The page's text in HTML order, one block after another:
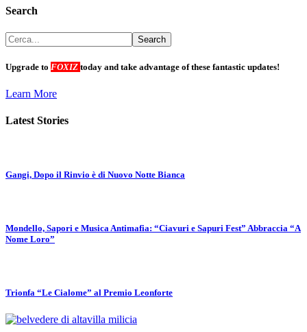
Search
Upgrade to FOXIZ today and take advantage of these fantastic updates!
Learn More
Latest Stories
Gangi, Dopo il Rinvio è di Nuovo Notte Bianca
Mondello, Sapori e Musica Antimafia: “Ciavuri e Sapuri Fest” Abbraccia “A
Nome Loro”
Trionfa “Le Cialome” al Premio Leonforte